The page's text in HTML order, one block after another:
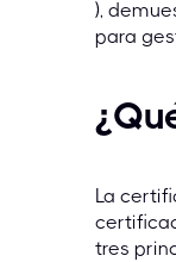
),
para
La
tres